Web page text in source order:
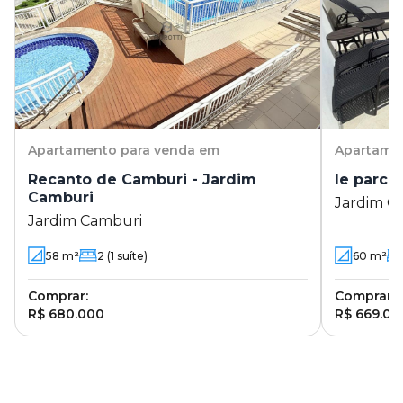
Apartamento para venda em
Recanto de Camburi - Jardim
Camburi
Jardim Camburi
58 m² 2 (1 suíte)
Comprar:
R$ 680.000
le parc
Jardim
60 m²
Comprar:
R$